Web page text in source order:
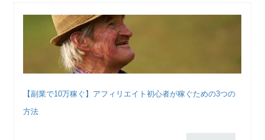
【副業で10万稼ぐ】アフィリエイト初心者が稼ぐための3つの
方法